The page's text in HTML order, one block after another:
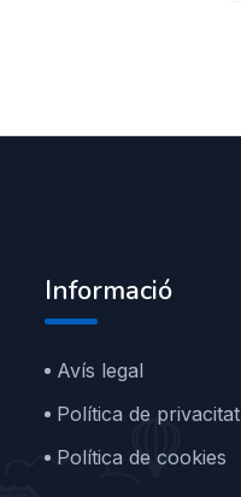
Informació
Avís legal
Política de privacitat
Política de cookies